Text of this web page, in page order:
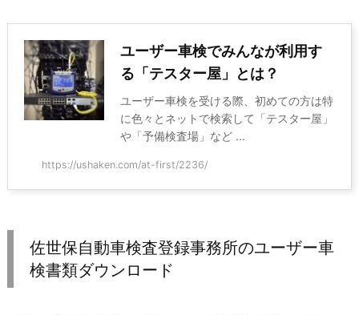
ユーザー車検でみんなが利用す
る「テスター屋」とは？
ユーザー車検を受ける際、初めての方は特
に色々とネットで検索して「テスター屋」
や「予備検査場」など ...
https://ushaken.com/at-first/2236/
佐世保自動車検査登録事務所のユーザー車
検書類ダウンロード